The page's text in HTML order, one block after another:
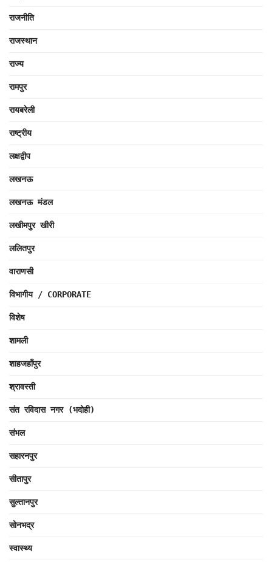
राजनीति
राजस्थान
राज्य
रामपुर
रायबरेली
राष्ट्रीय
लक्षद्वीप
लखनऊ
लखनऊ मंडल
लखीमपुर खीरी
ललितपुर
वाराणसी
विभागीय / CORPORATE
विशेष
शामली
शाहजहाँपुर
श्रावस्ती
संत रविदास नगर (भदोही)
संभल
सहारनपुर
सीतापुर
सुल्तानपुर
सोनभद्र
स्वास्थ्य